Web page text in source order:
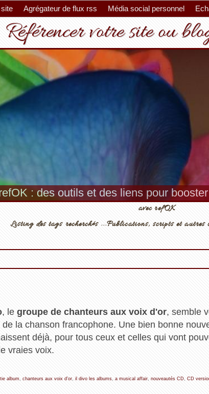
Agrégateur de flux rss Média social personnel
Référencer votre site ou
: des outils et des liens pour
avec refOK
Listing des tags recherchés ...Publications, scripts et
, le groupe de chanteurs aux voix d'or, semble
la chanson francophone. Une bien bonne
déjà, pour tous ceux et celles qui vont
vraies voix.
album, chanteurs aux voix d'or, il divo les albums, a musical affair, nouveautés CD, CD